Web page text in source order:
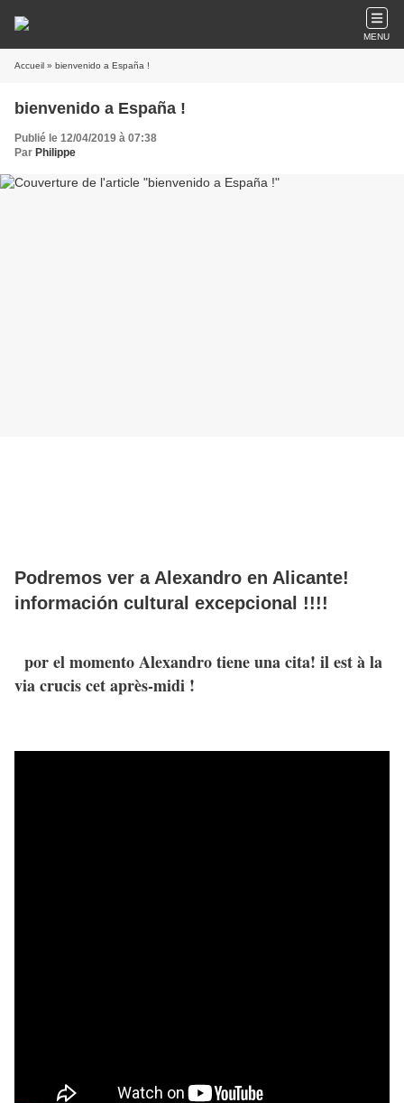
MENU
Accueil » bienvenido a España !
bienvenido a España !
Publié le 12/04/2019 à 07:38
Par Philippe
Podremos ver a Alexandro en Alicante!
información cultural excepcional !!!!
por el momento Alexandro tiene una cita! il est à la
via crucis cet après-midi !